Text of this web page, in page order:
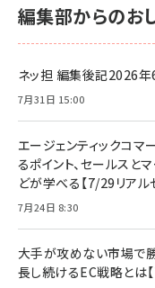
編集部からのお
ネッ担 編集後記2026年
7月31日 15:00
エージェンティックコ
るポイント、セールスと
どが学べる【7/29リアル
7月24日 8:30
大手が攻めない市場で
長し続けるEC戦略とは